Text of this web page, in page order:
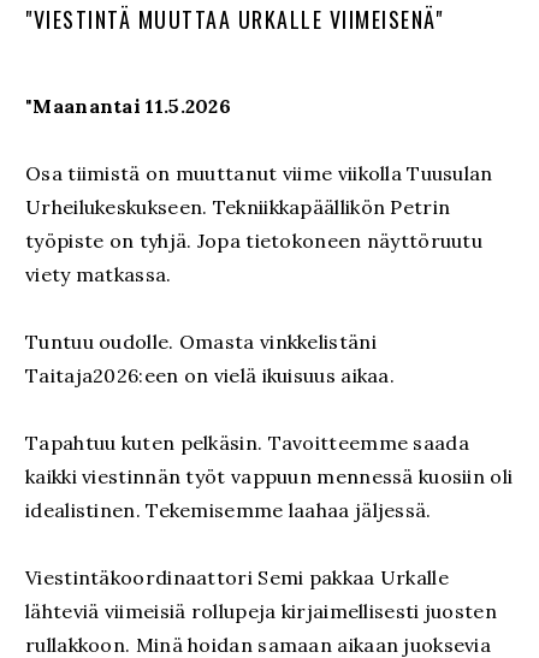
"VIESTINTÄ MUUTTAA URKALLE VIIMEISENÄ"
"Maanantai 11.5.2026
Osa tiimistä on muuttanut viime viikolla Tuusulan
Urheilukeskukseen. Tekniikkapäällikön Petrin
työpiste on tyhjä. Jopa tietokoneen näyttöruutu
viety matkassa.
Tuntuu oudolle. Omasta vinkkelistäni
Taitaja2026:een on vielä ikuisuus aikaa.
Tapahtuu kuten pelkäsin. Tavoitteemme saada
kaikki viestinnän työt vappuun mennessä kuosiin oli
idealistinen. Tekemisemme laahaa jäljessä.
Viestintäkoordinaattori Semi pakkaa Urkalle
lähteviä viimeisiä rollupeja kirjaimellisesti juosten
rullakkoon. Minä hoidan samaan aikaan juoksevia